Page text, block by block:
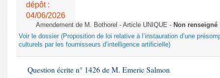
dépôt :
04/06/2026
Amendement de M. Bothorel - Article UNIQUE - Non renseigné
Voir le dossier (Proposition de loi relative à l’instauration d’une
culturels par les fournisseurs d’intelligence artificielle)
Question écrite n° 1426 de M. Emeric Salmon